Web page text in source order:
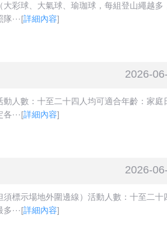
彩球、大氣球、瑜珈球，每組登山繩越多
···[詳細內容]
2026-
人數：十至二十四人均可適合年齡：家庭
···[詳細內容]
2026-
標示場地外圍邊線）活動人數：十至二十
···[詳細內容]